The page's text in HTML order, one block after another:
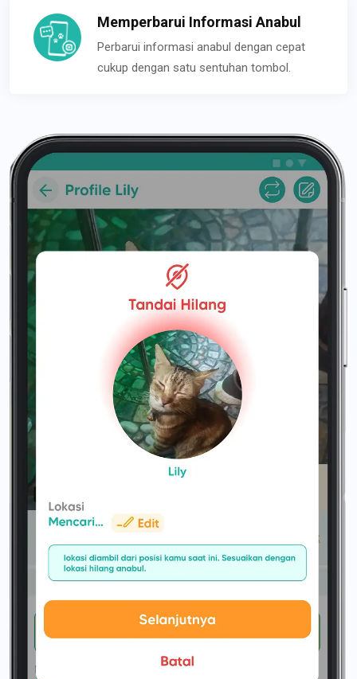
Memperbarui Informasi Anabul
Perbarui informasi anabul dengan cepat
cukup dengan satu sentuhan tombol.